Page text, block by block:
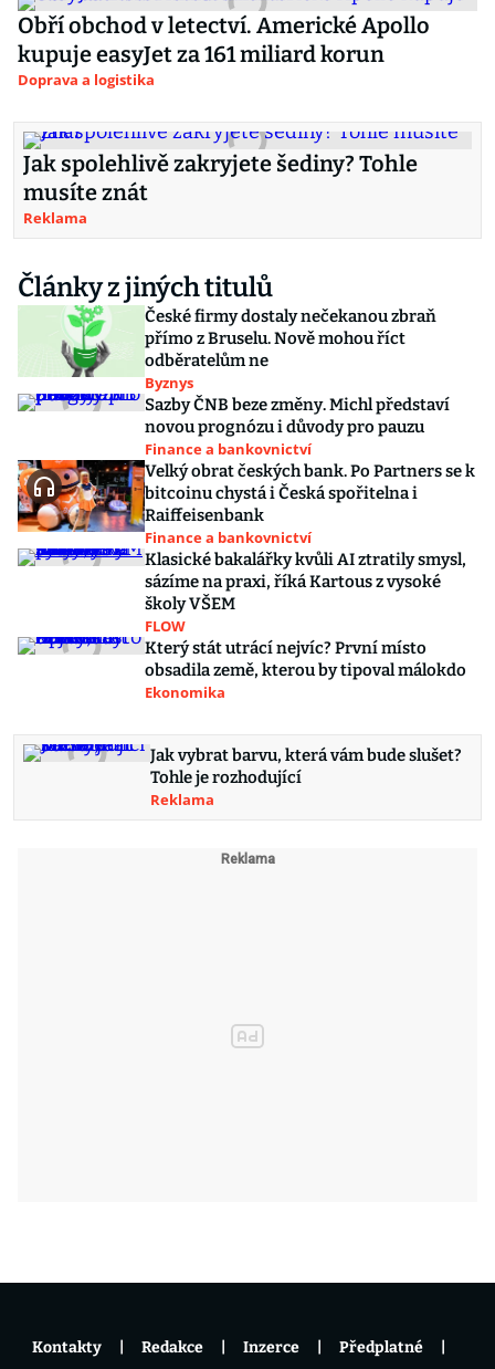
Obří obchod v letectví. Americké Apollo
kupuje easyJet za 161 miliard korun
Doprava a logistika
Jak spolehlivě zakryjete šediny? Tohle
musíte znát
Reklama
Články z jiných titulů
České firmy dostaly nečekanou zbraň
přímo z Bruselu. Nově mohou říct
odběratelům ne
Byznys
Sazby ČNB beze změny. Michl představí
novou prognózu i důvody pro pauzu
Finance a bankovnictví
Velký obrat českých bank. Po Partners se k
bitcoinu chystá i Česká spořitelna i
Raiffeisenbank
Finance a bankovnictví
Klasické bakalářky kvůli AI ztratily smysl,
sázíme na praxi, říká Kartous z vysoké
školy VŠEM
FLOW
Který stát utrácí nejvíc? První místo
obsadila země, kterou by tipoval málokdo
Ekonomika
Jak vybrat barvu, která vám bude slušet?
Tohle je rozhodující
Reklama
Kontakty Redakce Inzerce Předplatné